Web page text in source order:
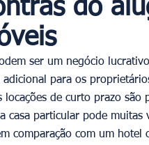
do
ser um negócio
adicional para os
locações de curto prazo
casa particular pode muitas
comparação com um hotel